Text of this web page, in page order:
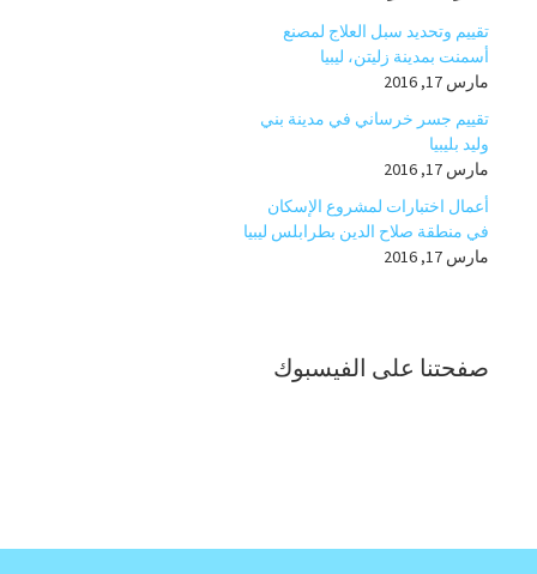
تقييم وتحديد سبل العلاج لمصنع
أسمنت بمدينة زليتن، ليبيا
مارس 17, 2016
تقييم جسر خرساني في مدينة بني
وليد بليبيا
مارس 17, 2016
أعمال اختبارات لمشروع الإسكان
في منطقة صلاح الدين بطرابلس ليبيا
مارس 17, 2016
صفحتنا على الفيسبوك